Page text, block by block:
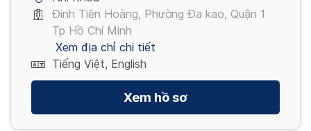
Prevenar 13
Các bệnh do phế cầu
1,290,000 VND
Đinh Tiên Hoàng, Phường Đa kao, Quận 1
Tp Hồ Chí Minh
Xem địa chỉ chi tiết
Tiếng Việt, English
Xem hồ sơ